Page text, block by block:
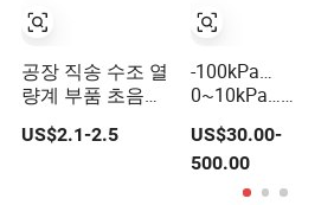
공장 직송 수조 열
량계 부품 초음파
콘 케이블 포함
US$2.1-2.5
-100kPa…
0~10kPa…
지능형 압력 센서
0.1 선택적 정확도
US$30.00-
500.00